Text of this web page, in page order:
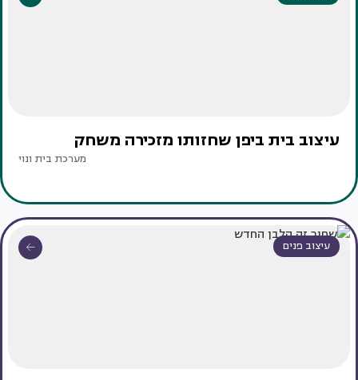
עיצוב בית ביפן שחזותו מזכירה משחק
מערכת בית ונוי
עיצוב פנים